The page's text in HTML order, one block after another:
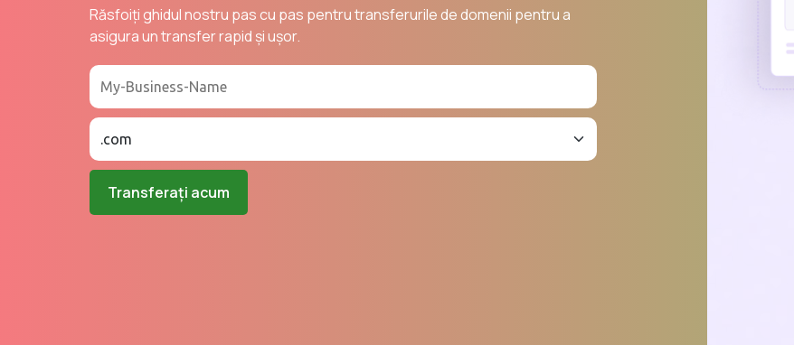
Răsfoiți ghidul nostru pas cu pas pentru transferurile de domenii pentru a
asigura un transfer rapid și ușor.
Transferați acum